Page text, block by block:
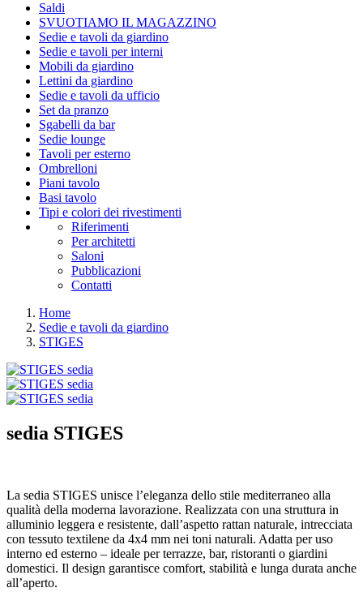
Saldi
SVUOTIAMO IL MAGAZZINO
Sedie e tavoli da giardino
Sedie e tavoli per interni
Mobili da giardino
Lettini da giardino
Sedie e tavoli da ufficio
Set da pranzo
Sgabelli da bar
Sedie lounge
Tavoli per esterno
Ombrelloni
Piani tavolo
Basi tavolo
Tipi e colori dei rivestimenti
Riferimenti
Per architetti
Saloni
Pubblicazioni
Contatti
Home
Sedie e tavoli da giardino
STIGES
sedia STIGES
La sedia STIGES unisce l’eleganza dello stile mediterraneo alla
qualità della moderna lavorazione. Realizzata con una struttura in
alluminio leggera e resistente, dall’aspetto rattan naturale, intrecciata
con tessuto textilene da 4x4 mm nei toni naturali. Adatta per uso
interno ed esterno – ideale per terrazze, bar, ristoranti o giardini
domestici. Il design garantisce comfort, stabilità e lunga durata anche
all’aperto.